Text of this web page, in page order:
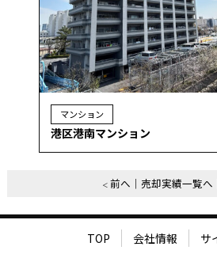
マンション
港区港南マンション
前へ 売却実績一覧へ
TOP 会社情報 サ